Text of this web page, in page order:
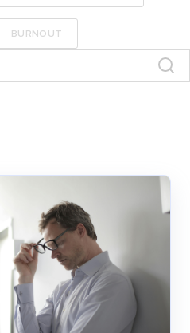
BURNOUT